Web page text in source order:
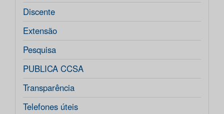
Discente
Extensão
Pesquisa
PUBLICA CCSA
Transparência
Telefones úteis